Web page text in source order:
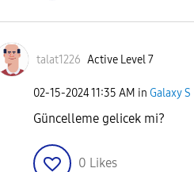
talat1226 Active Level 7
‎02-15-202411:35 AM in Galaxy S
Güncelleme gelicek mi?
0 Likes